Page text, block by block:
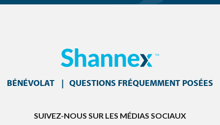
BÉNÉVOLAT QUESTIONS FRÉQUEMMENT POSÉES
SUIVEZ-NOUS SUR LES MÉDIAS SOCIAUX